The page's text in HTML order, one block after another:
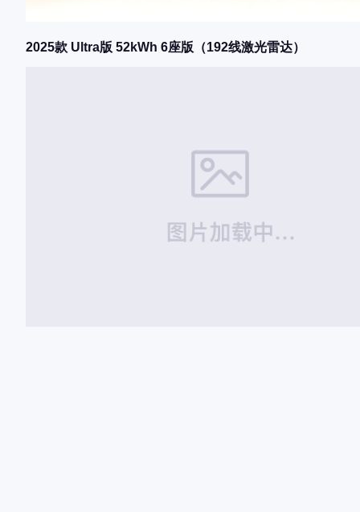
2025款 Ultra版 52kWh 6座版（192线激光雷达）